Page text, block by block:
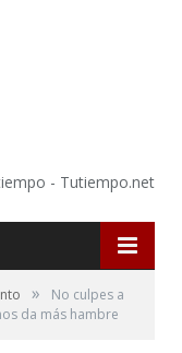
- Tutiempo.net
»
No culpes a
da más hambre